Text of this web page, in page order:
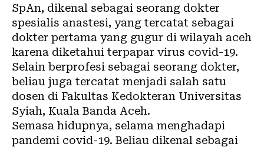
SpAn, dikenal sebagai seorang dokter
spesialis anastesi, yang tercatat sebagai
dokter pertama yang gugur di wilayah aceh
karena diketahui terpapar virus covid-19.
Selain berprofesi sebagai seorang dokter,
beliau juga tercatat menjadi salah satu
dosen di Fakultas Kedokteran Universitas
Syiah, Kuala Banda Aceh.
Semasa hidupnya, selama menghadapi
pandemi covid-19. Beliau dikenal sebagai